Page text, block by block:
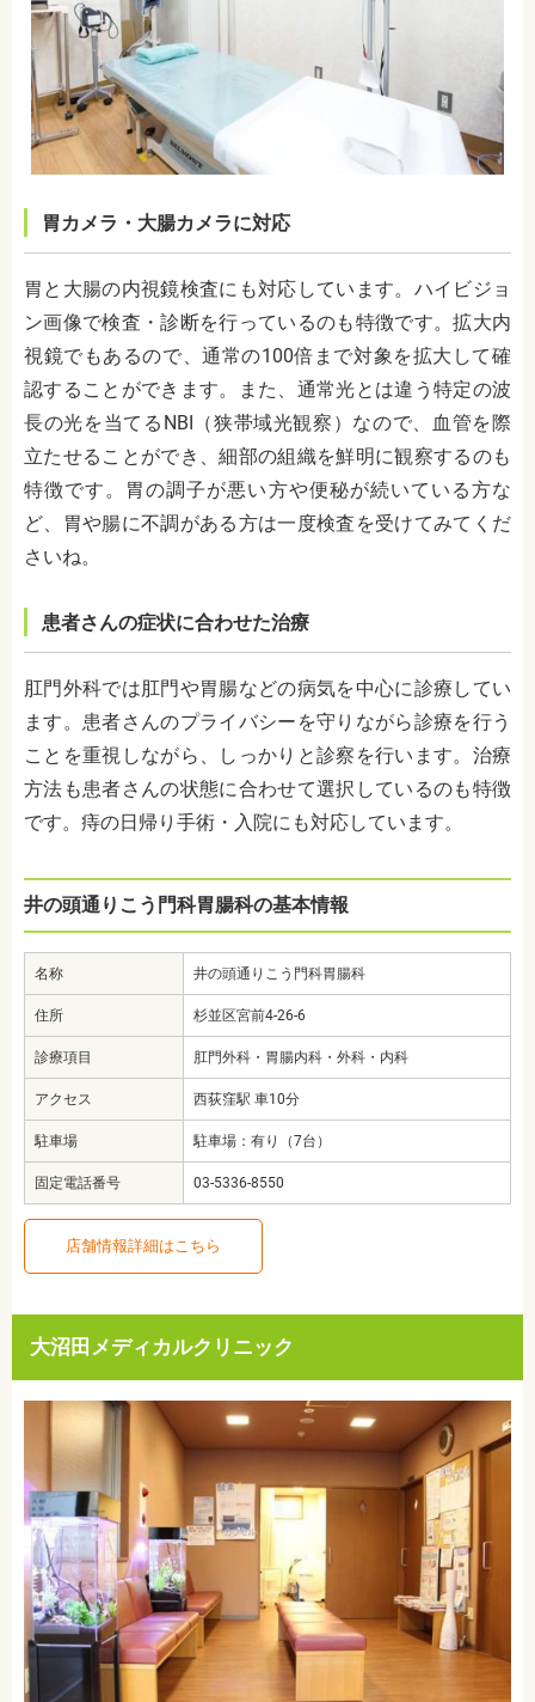
胃カメラ・大腸カメラに対応
胃と大腸の内視鏡検査にも対応しています。ハイビジョ
ン画像で検査・診断を行っているのも特徴です。拡大内
視鏡でもあるので、通常の100倍まで対象を拡大して確
認することができます。また、通常光とは違う特定の波
長の光を当てるNBI（狭帯域光観察）なので、血管を際
立たせることができ、細部の組織を鮮明に観察するのも
特徴です。胃の調子が悪い方や便秘が続いている方な
ど、胃や腸に不調がある方は一度検査を受けてみてくだ
さいね。
患者さんの症状に合わせた治療
肛門外科では肛門や胃腸などの病気を中心に診療してい
ます。患者さんのプライバシーを守りながら診療を行う
ことを重視しながら、しっかりと診察を行います。治療
方法も患者さんの状態に合わせて選択しているのも特徴
です。痔の日帰り手術・入院にも対応しています。
井の頭通りこう門科胃腸科の基本情報
名称 井の頭通りこう門科胃腸科
住所 杉並区宮前4-26-6
診療項目 肛門外科・胃腸内科・外科・内科
アクセス 西荻窪駅 車10分
駐車場 駐車場：有り（7台）
固定電話番号 03-5336-8550
店舗情報詳細はこちら
大沼田メディカルクリニック